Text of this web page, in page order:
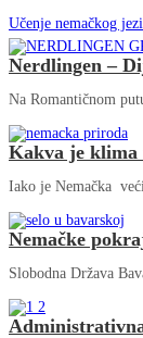
Učenje nemačkog
Nerdlingen –
Na Romantičnom
Kakva je klima
Iako je Nemačka
Nemačke
Slobodna Država